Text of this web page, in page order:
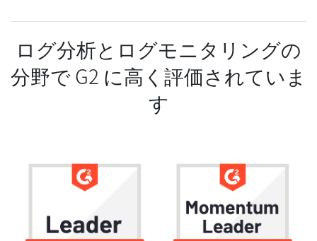
ログ分析とログモニタリングの
分野で G2 に高く評価されていま
す